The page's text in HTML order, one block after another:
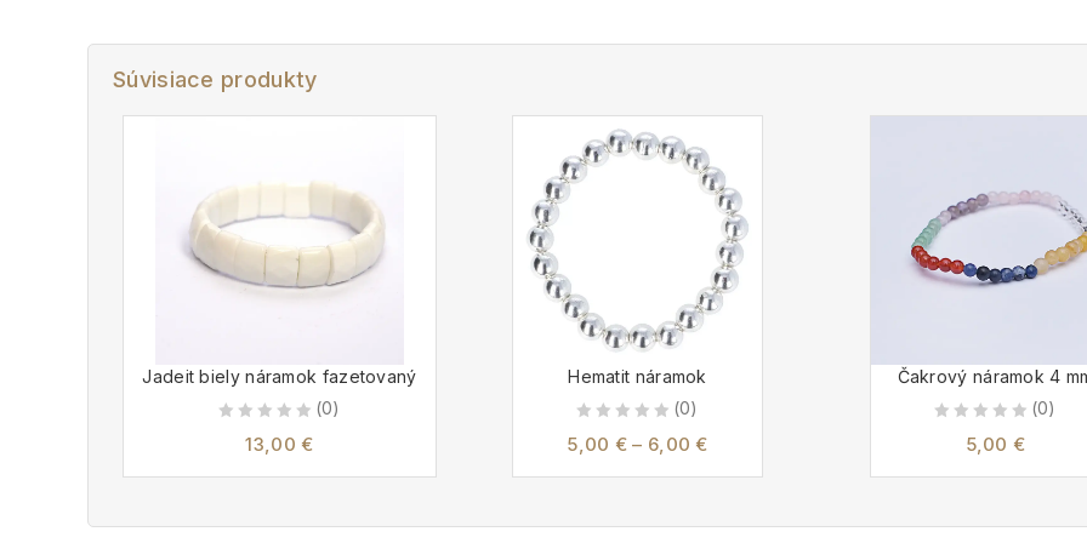
Súvisiace produkty
Jadeit biely náramok fazetovaný
(0)
13,00 €
Hematit náramok
(0)
5,00 € – 6,00 €
Čakrový náramok 4
(0)
5,00 €